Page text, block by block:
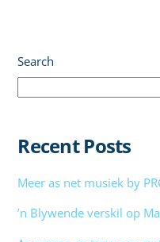
Search
Recent Posts
Meer as net musiek by
’n Blywende verskil op